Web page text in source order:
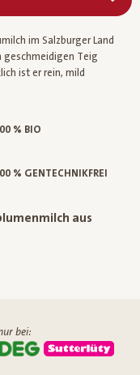
im Salzburger Land
geschmeidigen Teig
ist er rein, mild
% BIO
% GENTECHNIKFREI
aus
bei: